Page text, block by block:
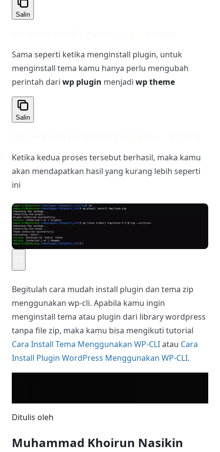
Salin
Sama seperti ketika menginstall plugin, untuk
menginstall tema kamu hanya perlu mengubah
perintah dari wp plugin menjadi wp theme
Salin
Ketika kedua proses tersebut berhasil, maka kamu
akan mendapatkan hasil yang kurang lebih seperti
ini
Begitulah cara mudah install plugin dan tema zip
menggunakan wp-cli. Apabila kamu ingin
menginstall tema atau plugin dari library wordpress
tanpa file zip, maka kamu bisa mengikuti tutorial
Cara Install Tema Menggunakan WP-CLIatau Cara
Install Plugin WordPress Menggunakan WP-CLI.
Ditulis oleh
Muhammad Khoirun Nasikin